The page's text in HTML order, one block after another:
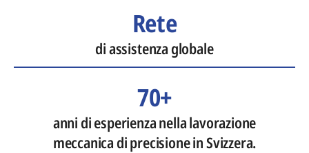
Rete
di assistenza globale
70+
anni di esperienza nella lavorazione
meccanica di precisione in Svizzera.